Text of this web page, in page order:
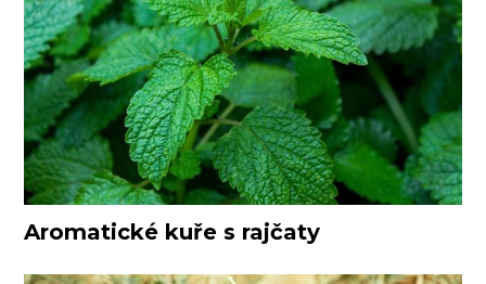
Aromatické kuře s rajčaty